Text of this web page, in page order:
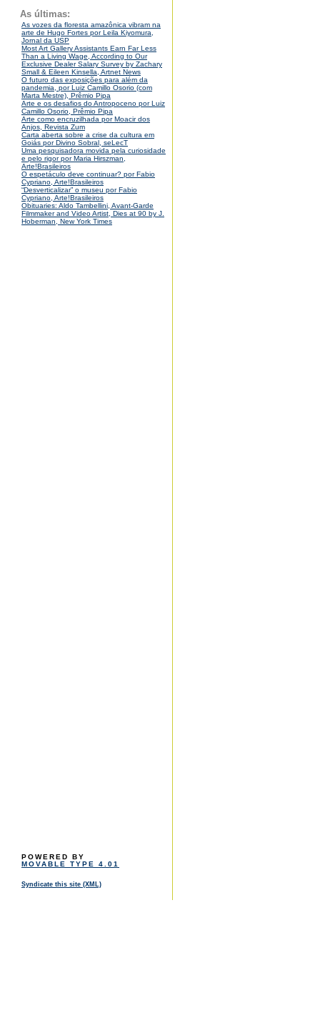
As últimas:
As vozes da floresta amazônica vibram na
arte de Hugo Fortes por Leila Kiyomura,
Jornal da USP
Most Art Gallery Assistants Earn Far Less
Than a Living Wage, According to Our
Exclusive Dealer Salary Survey by Zachary
Small & Eileen Kinsella, Artnet News
O futuro das exposições para além da
pandemia, por Luiz Camillo Osorio (com
Marta Mestre), Prêmio Pipa
Arte e os desafios do Antropoceno por Luiz
Camillo Osorio, Prêmio Pipa
Arte como encruzilhada por Moacir dos
Anjos, Revista Zum
Carta aberta sobre a crise da cultura em
Goiás por Divino Sobral, seLecT
Uma pesquisadora movida pela curiosidade
e pelo rigor por Maria Hirszman,
Arte!Brasileiros
O espetáculo deve continuar? por Fabio
Cypriano, Arte!Brasileiros
“Desverticalizar” o museu por Fabio
Cypriano, Arte!Brasileiros
Obituaries: Aldo Tambellini, Avant-Garde
Filmmaker and Video Artist, Dies at 90 by J.
Hoberman, New York Times
POWERED BY
MOVABLE TYPE 4.01
Syndicate this site (XML)